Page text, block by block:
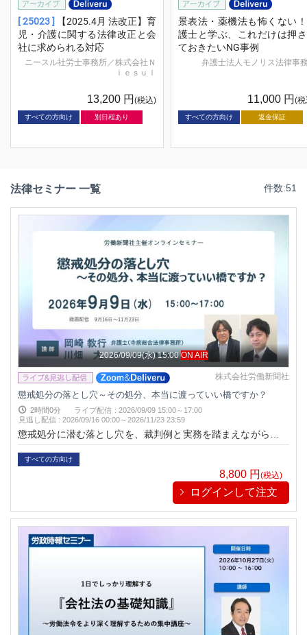
[ 25023 ]
【2025.4月 法改正】育
児・介護に関する法律改正と会
社に求められる対応
ニースル社労士事務所／株式会社Ｎ
ｉｅｓｕｌ
13,200 円(税込)
すべての方向け 別日程あり
景表法・薬機法も怖くない
護士と学ぶ、これだけは押
ておきたいNG事例
弁護士法人モノリス法律事
11,000 円(
すべての方向け 返金保証
法律セミナー 一覧 件数:51
2026/09/09(水) 15:00ON AIR
株式会社労働新聞社
懲戒処分の落とし穴～その処分、本当に渡っていい橋ですか？
2時間0分 ライブ配信 : 2026/09/09 15:00～17:00
見逃し配信 :2026/09/16 00:00～2026/11/23 23:59
懲戒処分に潜む落とし穴を、裁判例と実務を踏まえながら、岡
崎弁護士、川畑弁護士が対談形式で徹底解説します。理論だけ
では終わりません。しかし、単なる経験談だけでも終わりませ
すべての方向け
8,800 円(税込)
ログインして注文